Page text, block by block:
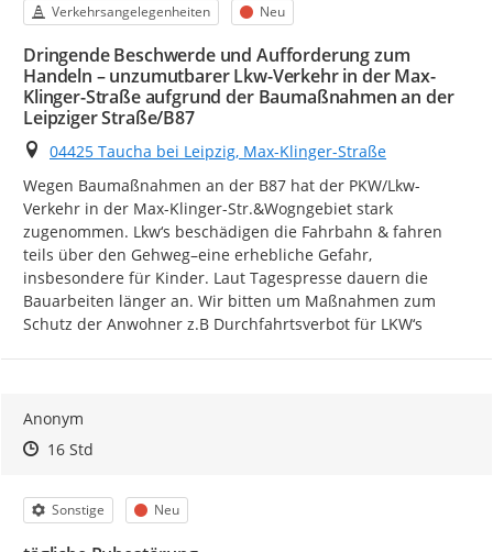
Kategorie
Verkehrsangelegenheiten Status
Neu
Dringende Beschwerde und Aufforderung zum
Handeln – unzumutbarer Lkw-Verkehr in der Max-
Klinger-Straße aufgrund der Baumaßnahmen an der
Leipziger Straße/B87
Ort
04425 Taucha bei Leipzig, Max-Klinger-Straße
Wegen Baumaßnahmen an der B87 hat der PKW/Lkw-
Verkehr in der Max-Klinger-Str.&Wogngebiet stark
zugenommen. Lkw‘s beschädigen die Fahrbahn & fahren
teils über den Gehweg–eine erhebliche Gefahr,
insbesondere für Kinder. Laut Tagespresse dauern die
Bauarbeiten länger an. Wir bitten um Maßnahmen zum
Schutz der Anwohner z.B Durchfahrtsverbot für LKW‘s
Anonym
Zeitpunkt des Erstellens
Zeitpunkt des Erstellens
16 StdZur Äußerung
Kategorie
Sonstige Status
Neu